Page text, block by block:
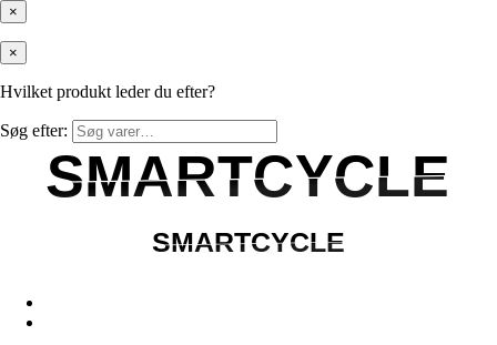
×
×
Hvilket produkt leder du efter?
Søg efter:
SMARTCYCLE
SMARTCYCLE
SMARTCYCLE
SMARTCYCLE